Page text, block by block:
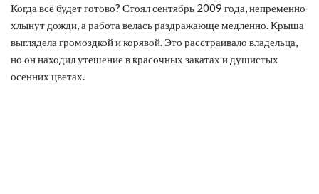
Когда всё будет готово? Стоял сентябрь 2009 года, непременно
хлынут дожди, а работа велась раздражающе медленно. Крыша
выглядела громоздкой и корявой. Это расстраивало владельца,
но он находил утешение в красочных закатах и душистых
осенних цветах.